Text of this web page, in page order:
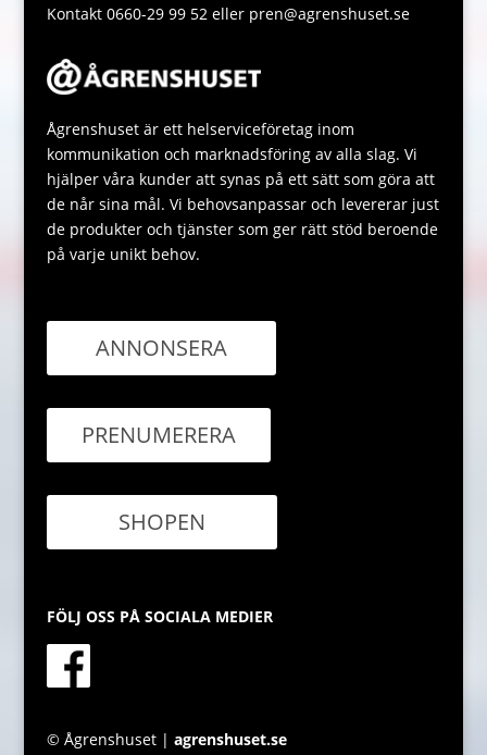
Kontakt 0660-29 99 52 eller pren@agrenshuset.se
Ågrenshuset är ett helserviceföretag inom
kommunikation och marknadsföring av alla slag. Vi
hjälper våra kunder att synas på ett sätt som göra att
de når sina mål. Vi behovsanpassar och levererar just
de produkter och tjänster som ger rätt stöd beroende
på varje unikt behov.
ANNONSERA
PRENUMERERA
SHOPEN
FÖLJ OSS PÅ SOCIALA MEDIER
© Ågrenshuset | agrenshuset.se